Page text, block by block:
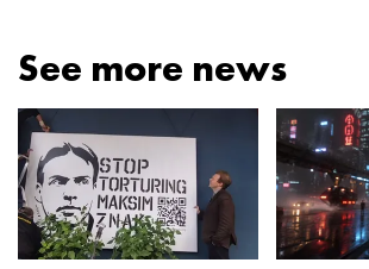
See more news